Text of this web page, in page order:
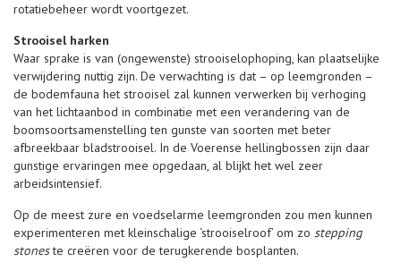
rotatiebeheer wordt voortgezet.
Strooisel harken
Waar sprake is van (ongewenste) strooiselophoping, kan plaatselijke
verwijdering nuttig zijn. De verwachting is dat – op leemgronden –
de bodemfauna het strooisel zal kunnen verwerken bij verhoging
van het lichtaanbod in combinatie met een verandering van de
boomsoortsamenstelling ten gunste van soorten met beter
afbreekbaar bladstrooisel. In de Voerense hellingbossen zijn daar
gunstige ervaringen mee opgedaan, al blijkt het wel zeer
arbeidsintensief.
Op de meest zure en voedselarme leemgronden zou men kunnen
experimenteren met kleinschalige ‘strooiselroof’ om zo stepping
stoneste creëren voor de terugkerende bosplanten.